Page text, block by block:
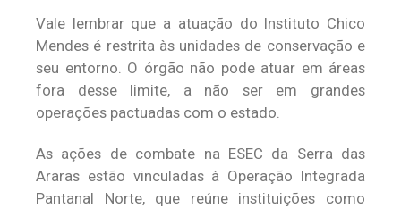
Vale lembrar que a atuação do Instituto Chico
Mendes é restrita às unidades de conservação e
seu entorno. O órgão não pode atuar em áreas
fora desse limite, a não ser em grandes
operações pactuadas com o estado.
As ações de combate na ESEC da Serra das
Araras estão vinculadas à Operação Integrada
Pantanal Norte, que reúne instituições como